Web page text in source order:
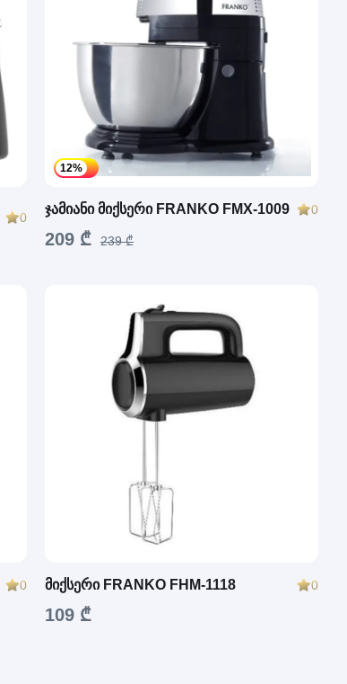
0
12%
ჯამიანი მიქსერი FRANKO FMX-1009 0
209 ₾ 239 ₾
0 მიქსერი FRANKO FHM-1118 0
109 ₾